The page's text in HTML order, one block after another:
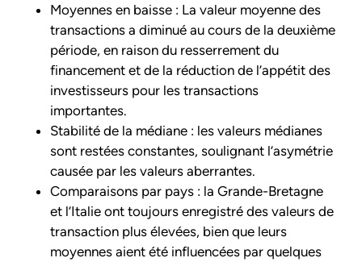
Moyennes en baisse : La valeur moyenne des
transactions a diminué au cours de la deuxième
période, en raison du resserrement du
financement et de la réduction de l’appétit des
investisseurs pour les transactions
importantes.
Stabilité de la médiane : les valeurs médianes
sont restées constantes, soulignant l’asymétrie
causée par les valeurs aberrantes.
Comparaisons par pays : la Grande-Bretagne
et l’Italie ont toujours enregistré des valeurs de
transaction plus élevées, bien que leurs
moyennes aient été influencées par quelques